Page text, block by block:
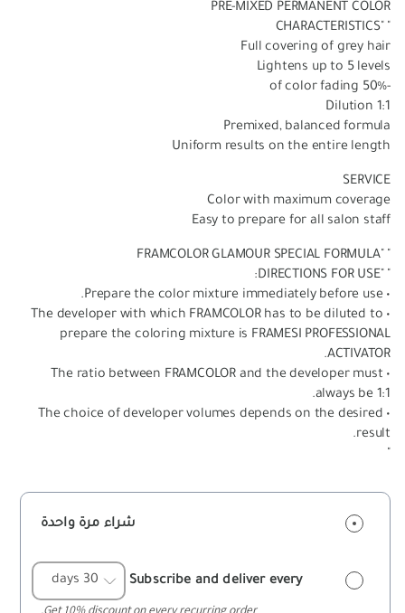
PRE-MIXED PERMANENT COLOR
" "CHARACTERISTICS
Full covering of grey hair
Lightens up to 5 levels
-50% of color fading
Dilution 1:1
Premixed, balanced formula
Uniform results on the entire length
SERVICE
Color with maximum coverage
Easy to prepare for all salon staff
" "FRAMCOLOR GLAMOUR SPECIAL FORMULA
" "DIRECTIONS FOR USE:
• Prepare the color mixture immediately before use.
• The developer with which FRAMCOLOR has to be diluted to
prepare the coloring mixture is FRAMESI PROFESSIONAL
ACTIVATOR.
• The ratio between FRAMCOLOR and the developer must
always be 1:1.
• The choice of developer volumes depends on the desired
result.
شراء مرة واحدة
Subscribe and deliver every
Get 10% discount on every recurring order.